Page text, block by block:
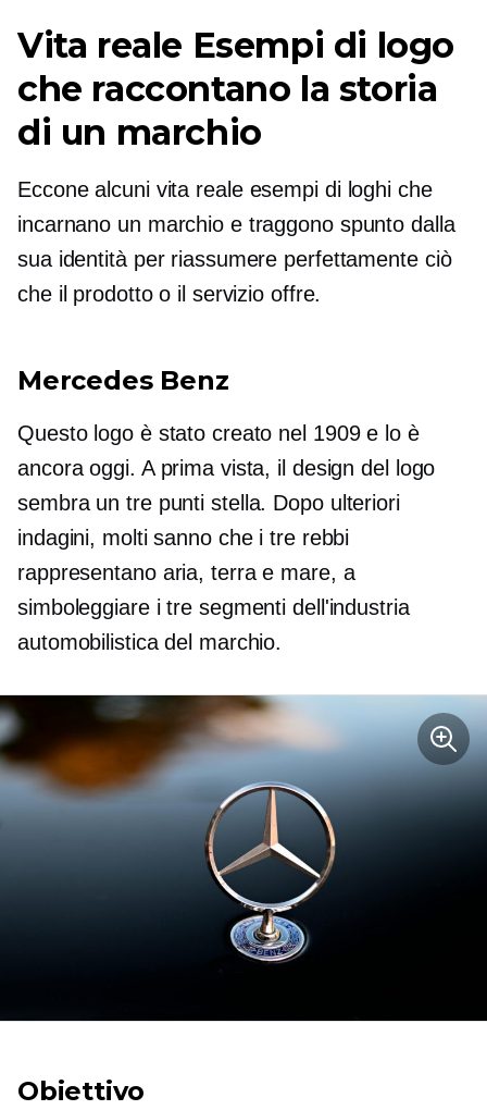
Vita reale Esempi di logo
che raccontano la storia
di un marchio
Eccone alcuni vita realeesempi di loghi che
incarnano un marchio e traggono spunto dalla
sua identità per riassumere perfettamente ciò
che il prodotto o il servizio offre.
Mercedes Benz
Questo logo è stato creato nel 1909 e lo è
ancora oggi. A prima vista, il design del logo
sembra untre punti stella. Dopo ulteriori
indagini, molti sanno che i tre rebbi
rappresentano aria, terra e mare, a
simboleggiare i tre segmenti dell'industria
automobilistica del marchio.
Obiettivo